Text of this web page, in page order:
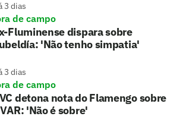
3 dias
de campo
Fluminense dispara sobre
'Não tenho simpatia'
3 dias
de campo
detona nota do Flamengo sobre
'Não é sobre'